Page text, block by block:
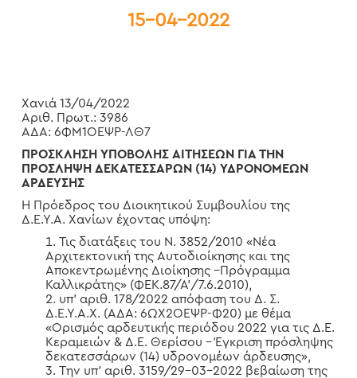
15-04-2022
Χανιά 13/04/2022
Αριθ. Πρωτ.: 3986
ΑΔΑ: 6ΦΜ1ΟΕΨΡ-ΛΘ7
ΠΡΟΣΚΛΗΣΗ ΥΠΟΒΟΛΗΣ ΑΙΤΗΣΕΩΝ ΓΙΑ ΤΗΝ
ΠΡΟΣΛΗΨΗ ΔΕΚΑΤΕΣΣΑΡΩΝ (14) ΥΔΡΟΝΟΜΕΩΝ
ΑΡΔΕΥΣΗΣ
Η Πρόεδρος του Διοικητικού Συμβουλίου της
Δ.Ε.Υ.Α. Χανίων έχοντας υπόψη:
Τις διατάξεις του N. 3852/2010 «Νέα
Αρχιτεκτονική της Αυτοδιοίκησης και της
Αποκεντρωμένης Διοίκησης –Πρόγραμμα
Καλλικράτης» (ΦΕΚ.87/Α’/7.6.2010),
υπ’ αριθ. 178/2022 απόφαση του Δ. Σ.
Δ.Ε.Υ.Α.Χ. (ΑΔΑ: 6ΩΧ2ΟΕΨΡ-Φ20) με θέμα
«Ορισμός αρδευτικής περιόδου 2022 για τις Δ.Ε.
Κεραμειών & Δ.Ε. Θερίσου – Έγκριση πρόσληψης
δεκατεσσάρων (14) υδρονομέων άρδευσης»,
Την υπ’ αριθ. 3159/29-03-2022 βεβαίωση της